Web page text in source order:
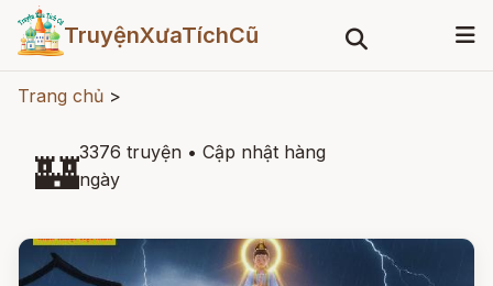
TruyệnXưaTíchCũ
Trang chủ >
🏰3376 truyện • Cập nhật hàng
ngày